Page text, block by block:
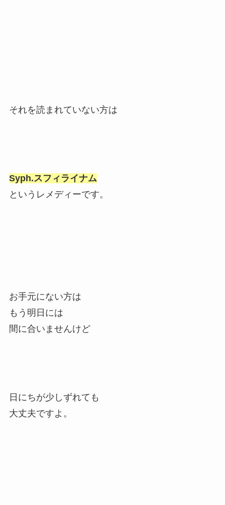
それを読まれていない方は
Syph.スフィライナム
というレメディーです。
お手元にない方は
もう明日には
間に合いませんけど
日にちが少しずれても
大丈夫ですよ。